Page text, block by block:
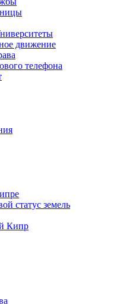
движение
телефона
статус земель
Кипр